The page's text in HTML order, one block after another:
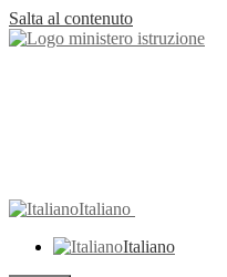
Salta al contenuto
Italiano
Italiano